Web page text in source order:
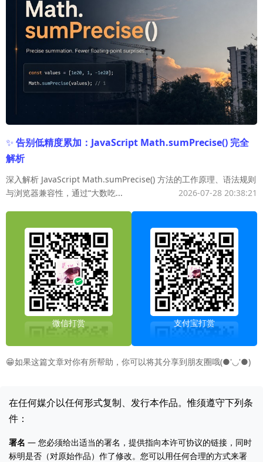
✨ 告别低精度累加：JavaScript Math.sumPrecise() 完全
解析
深入解析 JavaScript Math.sumPrecise() 方法的工作原理、语法规则
与浏览器兼容性，通过“大数吃...
2026-07-28 20:38:21
微信打赏 支付宝打赏
😁如果这篇文章对你有所帮助，你可以将其分享到朋友圈哦(●'◡'●)
在任何媒介以任何形式复制、发行本作品。惟须遵守下列条
件：
署名 — 您必须给出适当的署名，提供指向本许可协议的链接，同时
标明是否（对原始作品）作了修改。您可以用任何合理的方式来署